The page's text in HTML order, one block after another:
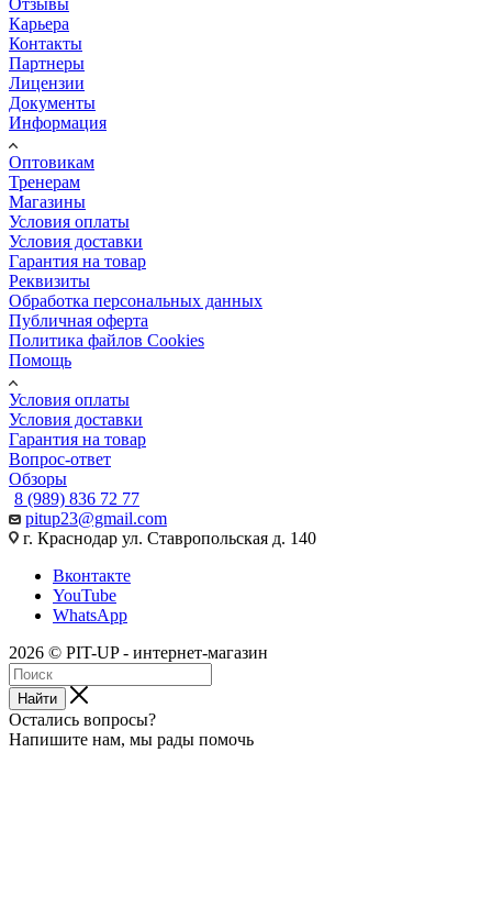
Карьера
Контакты
Партнеры
Лицензии
Документы
Информация
Оптовикам
Тренерам
Магазины
Условия оплаты
Условия доставки
Гарантия на товар
Реквизиты
Обработка персональных данных
Публичная оферта
Политика файлов Cookies
Помощь
Условия оплаты
Условия доставки
Гарантия на товар
Вопрос-ответ
Обзоры
8 (989) 836 72 77
pitup23@gmail.com
г. Краснодар ул. Ставропольская д. 140
Вконтакте
YouTube
WhatsApp
2026 © PIT-UP - интернет-магазин
Найти
Остались вопросы?
Напишите нам, мы рады помочь